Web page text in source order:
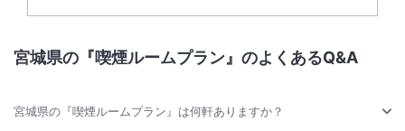
宮城県の『喫煙ルームプラン』のよくあるQ&A
宮城県の『喫煙ルームプラン』は何軒ありますか？